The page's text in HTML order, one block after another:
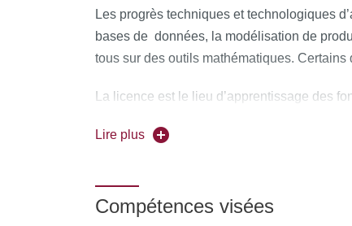
Les progrès techniques et technologiques
bases de données, la modélisation de
tous sur des outils mathématiques.
La licence est le lieu d’apprentissage des
L’enseignement des deux premières
Nous encourageons fortement la poursuite
métiers des mathématiques. Le taux
Lire plus
Compétences visées